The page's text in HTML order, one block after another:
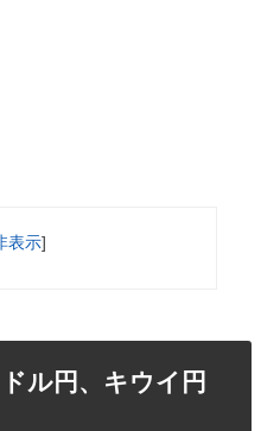
表示]
ル円、キウイ円